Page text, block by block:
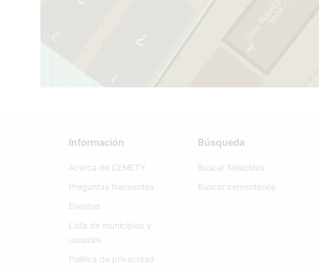
67
4
1
9
0
4
-
?
Información
Acerca de CEMETY
Preguntas frecuentes
Eventos
Lista de municipios y
usuarios
Política de privacidad
Búsqueda
Buscar fallecidos
Buscar cementerios